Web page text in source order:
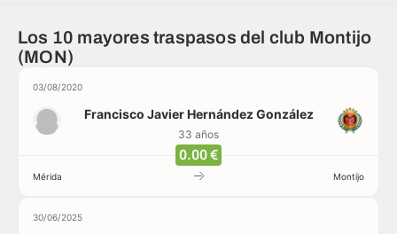
Los 10 mayores traspasos del club Montijo
(MON)
03/08/2020
Francisco Javier Hernández González
33 años
0.00 €
Mérida Montijo
30/06/2025